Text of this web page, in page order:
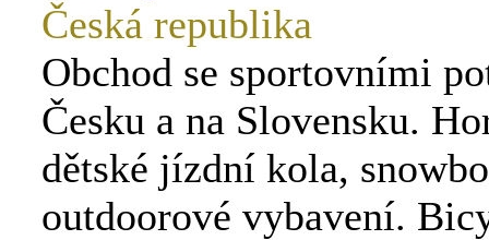
Česká republika
Obchod se sportovními
Česku a na Slovensku.
dětské jízdní kola,
outdoorové vybavení.